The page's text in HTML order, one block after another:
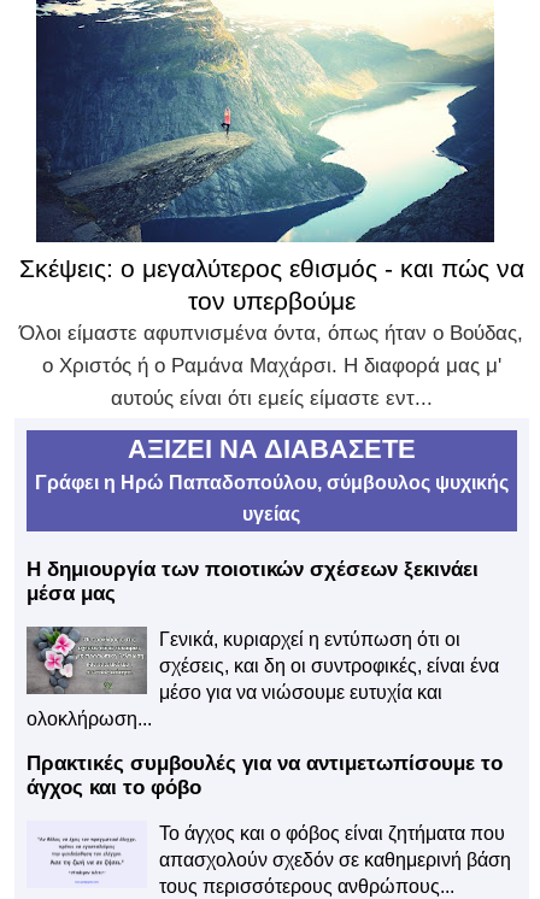
Σκέψεις: ο μεγαλύτερος εθισμός - και πώς να
τον υπερβούμε
Όλοι είμαστε αφυπνισμένα όντα, όπως ήταν ο Βούδας,
ο Χριστός ή ο Ραμάνα Μαχάρσι. Η διαφορά μας μ'
αυτούς είναι ότι εμείς είμαστε εντ...
ΑΞΙΖΕΙ ΝΑ ΔΙΑΒΑΣΕΤΕ
Γράφει η Ηρώ Παπαδοπούλου, σύμβουλος ψυχικής
υγείας
Η δημιουργία των ποιοτικών σχέσεων ξεκινάει
μέσα μας
Γενικά, κυριαρχεί η εντύπωση ότι οι
σχέσεις, και δη οι συντροφικές, είναι ένα
μέσο για να νιώσουμε ευτυχία και
ολοκλήρωση...
Πρακτικές συμβουλές για να αντιμετωπίσουμε το
άγχος και το φόβο
Το άγχος και ο φόβος είναι ζητήματα που
απασχολούν σχεδόν σε καθημερινή βάση
τους περισσότερους ανθρώπους...